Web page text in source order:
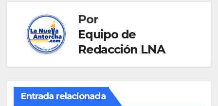
Por
Equipo de
Redacción LNA
Entrada relacionada